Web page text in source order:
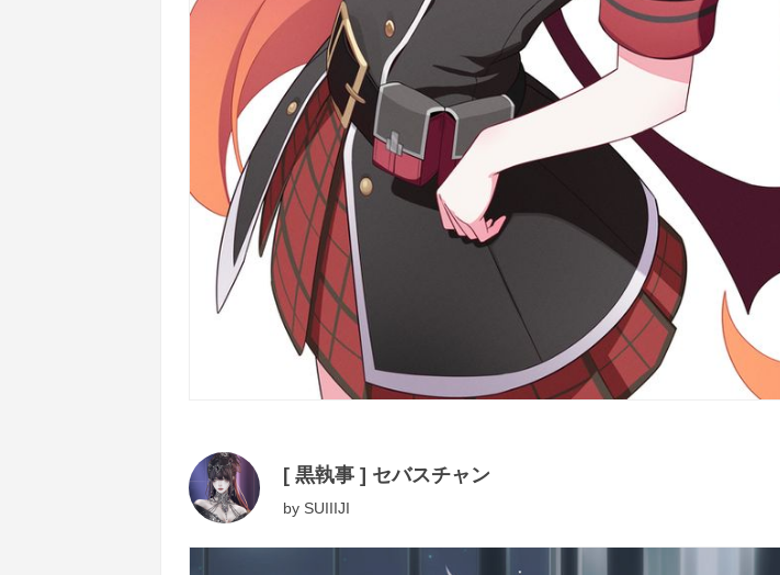
[ 黒執事 ] セバスチャン
by SUIIIJI